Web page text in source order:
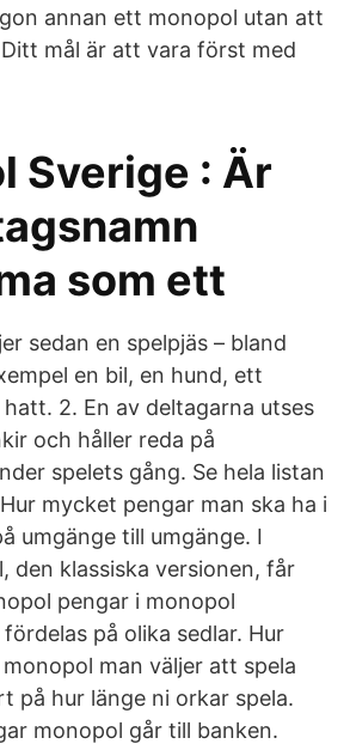
annan ett monopol utan att
mål är att vara först med
Sverige : Är
som ett
sedan en spelpjäs – bland
en bil, en hund, ett
2. En av deltagarna utses
och håller reda på
spelets gång. Se hela listan
mycket pengar man ska ha i
umgänge till umgänge. I
den klassiska versionen, får
pengar i monopol
på olika sedlar. Hur
man väljer att spela
på hur länge ni orkar spela.
monopol går till banken.